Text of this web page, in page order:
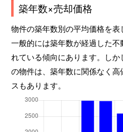
築年数×売却価格
物件の築年数別の平均価格を表
一般的には築年数が経過した
れている傾向にあります。し
の物件は、築年数に関係なく
スもあります。